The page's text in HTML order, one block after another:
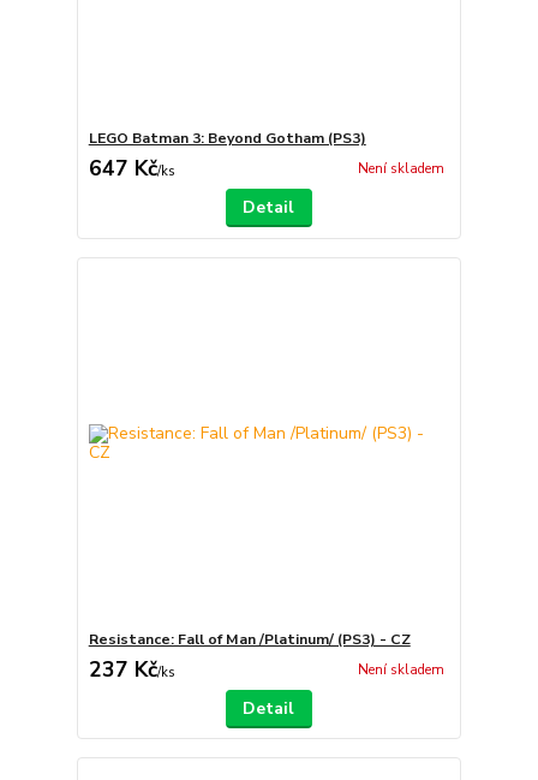
LEGO Batman 3: Beyond Gotham (PS3)
647 Kč/ks Není skladem
Detail
Resistance: Fall of Man /Platinum/ (PS3) - CZ
237 Kč/ks Není skladem
Detail